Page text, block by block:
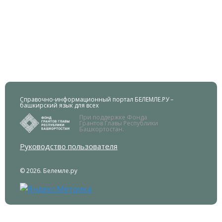
Справочно-информационный портал БЕЛЕМЛЕ.РУ –
башкирский язык для всех
При поддержке Фонда
Грантов Главы Республики
Башкортостан.
Руководство пользователя
© 2026. Белемле.ру